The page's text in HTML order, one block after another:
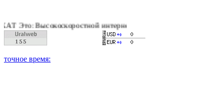
интернет, качественное цифровое и